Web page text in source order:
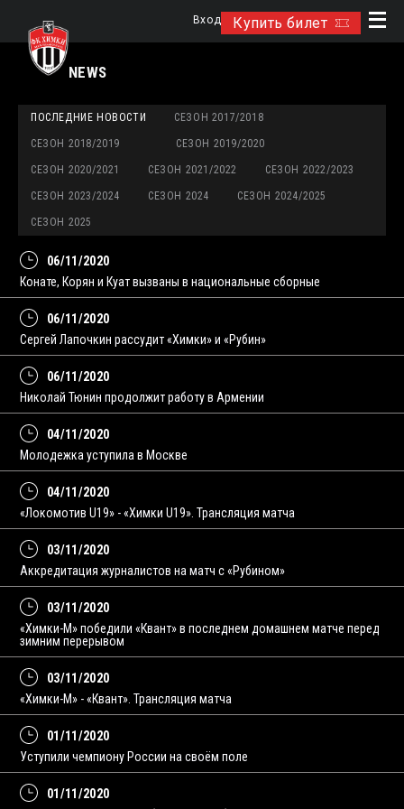
Купить билет
Вход
NEWS
ПОСЛЕДНИЕ НОВОСТИ СЕЗОН 2017/2018
СЕЗОН 2018/2019 СЕЗОН 2019/2020
СЕЗОН 2020/2021 СЕЗОН 2021/2022 СЕЗОН 2022/2023
СЕЗОН 2023/2024 СЕЗОН 2024 СЕЗОН 2024/2025
СЕЗОН 2025
06/11/2020
Конате, Корян и Куат вызваны в национальные сборные
06/11/2020
Сергей Лапочкин рассудит «Химки» и «Рубин»
06/11/2020
Николай Тюнин продолжит работу в Армении
04/11/2020
Молодежка уступила в Москве
04/11/2020
«Локомотив U19» - «Химки U19». Трансляция матча
03/11/2020
Аккредитация журналистов на матч с «Рубином»
03/11/2020
«Химки-М» победили «Квант» в последнем домашнем матче перед
зимним перерывом
03/11/2020
«Химки-М» - «Квант». Трансляция матча
01/11/2020
Уступили чемпиону России на своём поле
01/11/2020